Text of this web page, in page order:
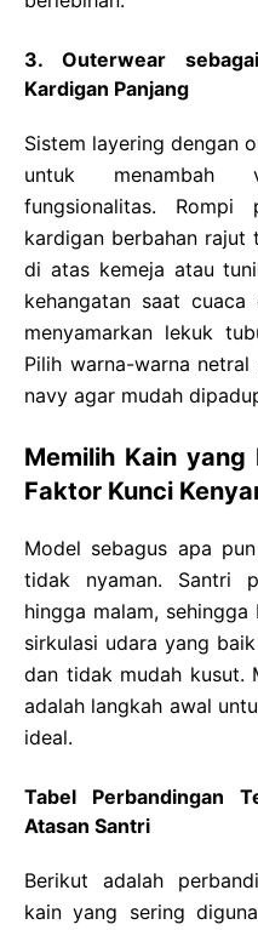
3. Outerwear
Kardigan Panjang
Sistem layering dengan
untuk menambah
fungsionalitas.
kardigan berbahan rajut
di atas kemeja atau
kehangatan saat
menyamarkan lekuk
Pilih warna-warna
navy agar mudah
Memilih Kain
Faktor Kunci
Model sebagus apa
tidak nyaman. Santri
hingga malam,
sirkulasi udara yang
dan tidak mudah kusut.
adalah langkah awal
ideal.
Tabel Perbandingan
Atasan Santri
Berikut adalah
kain yang sering